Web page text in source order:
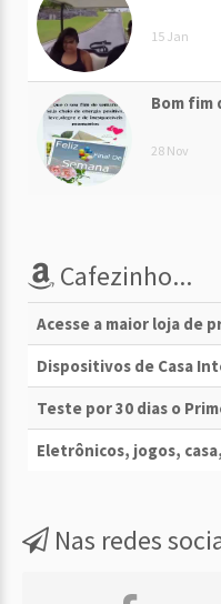
15 Jan
Bom fim
28 Nov
Cafezinho...
Acesse a maior loja de
Dispositivos de Casa
Teste por 30 dias o
Eletrônicos, jogos,
Nas redes